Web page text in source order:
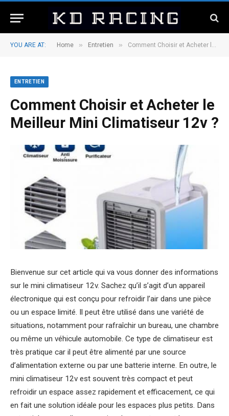
YOU ARE AT: Home » Entretien » Comment Choisir et Acheter le Meilleur Mini Climatiseur 12v ?
ENTRETIEN
Comment Choisir et Acheter le
Meilleur Mini Climatiseur 12v ?
Bienvenue sur cet article qui va vous donner des informations
sur le mini climatiseur 12v. Sachez qu’il s’agit d’un appareil
électronique qui est conçu pour refroidir l’air dans une pièce
ou un espace limité. Il peut être utilisé dans une variété de
situations, notamment pour rafraîchir un bureau, une chambre
ou même un véhicule automobile. Ce type de climatiseur est
très pratique car il peut être alimenté par une source
d’alimentation externe ou par une batterie interne. En outre, le
mini climatiseur 12v est souvent très compact et peut
refroidir un espace assez rapidement et efficacement, ce qui
en fait une solution idéale pour les espaces plus petits. Dans